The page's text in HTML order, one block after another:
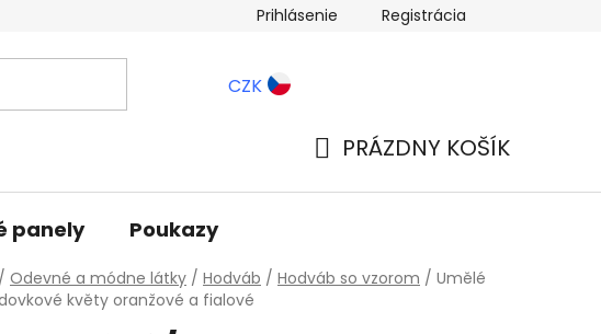
Blog
Prihlásenie Registrácia
CZK
PRÁZDNY KOŠÍK
panely Poukazy
/ Odevné a módne látky / Hodváb / Hodváb so vzorom / Umělé
květy oranžové a fialové